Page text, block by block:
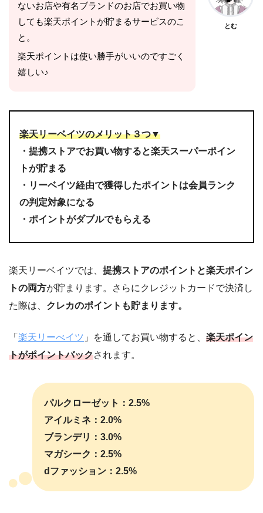
ないお店や有名ブランドのお店でお買い物
しても楽天ポイントが貯まるサービスのこ
と。
楽天ポイントは使い勝手がいいのですごく
嬉しい♪
とむ
楽天リーベイツのメリット３つ▼
・提携ストアでお買い物すると楽天スーパーポイン
トが貯まる
・リーベイツ経由で獲得したポイントは会員ランク
の判定対象になる
・ポイントがダブルでもらえる
楽天リーベイツでは、 提携ストアのポイントと楽天ポイン
トの両方が貯まります。さらにクレジットカードで決済し
た際は、 クレカのポイントも貯まります。
「 楽天リーべイツ 」を通してお買い物すると、 楽天ポイン
トがポイントバックされます。
パルクローゼット：2.5%
アイルミネ：2.0%
ブランデリ：3.0%
マガシーク：2.5%
dファッション：2.5%